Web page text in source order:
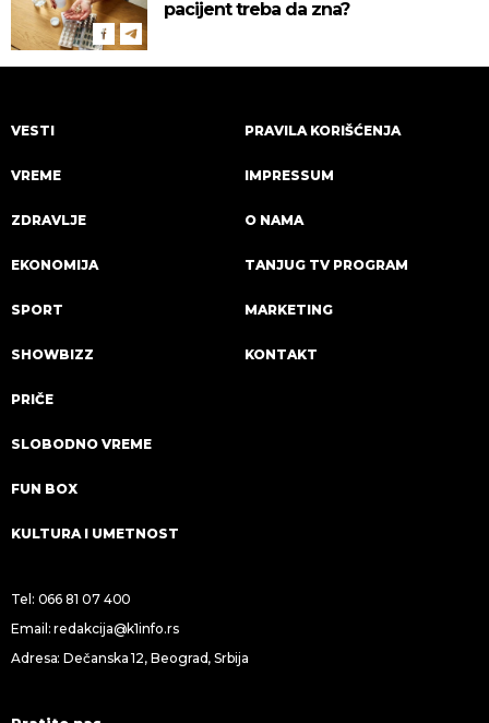
pacijent treba da zna?
VESTI
VREME
ZDRAVLJE
EKONOMIJA
SPORT
SHOWBIZZ
PRIČE
SLOBODNO VREME
FUN BOX
KULTURA I UMETNOST
PRAVILA KORIŠĆENJA
IMPRESSUM
O NAMA
TANJUG TV PROGRAM
MARKETING
KONTAKT
Tel: 066 81 07 400
Email:redakcija@k1info.rs
Adresa: Dečanska 12, Beograd, Srbija